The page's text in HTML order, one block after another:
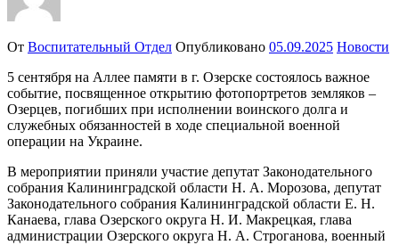
От Воспитательный Отдел Опубликовано 05.09.2025 Новости
5 сентября на Аллее памяти в г. Озерске состоялось важное
событие, посвященное открытию фотопортретов земляков –
Озерцев, погибших при исполнении воинского долга и
служебных обязанностей в ходе специальной военной
операции на Украине.
В мероприятии приняли участие депутат Законодательного
собрания Калининградской области Н. А. Морозова, депутат
Законодательного собрания Калининградской области Е. Н.
Канаева, глава Озерского округа Н. И. Макрецкая, глава
администрации Озерского округа Н. А. Строганова, военный